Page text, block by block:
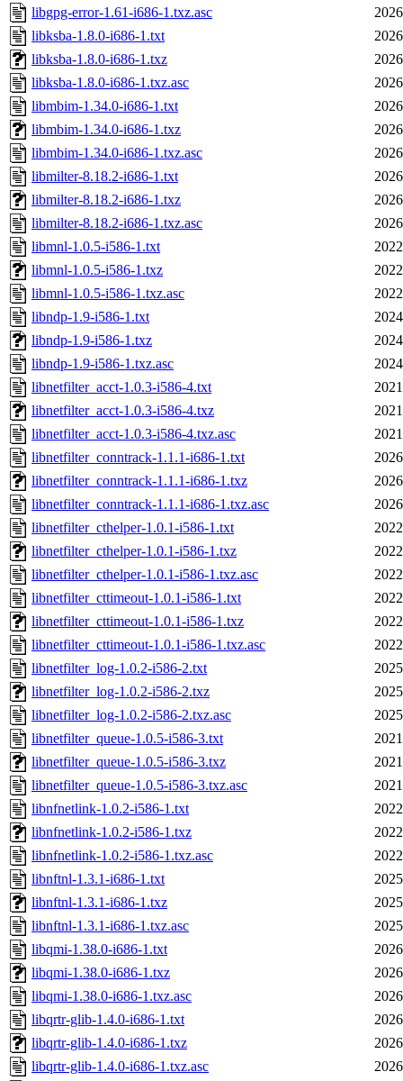
libgpg-error-1.61-i686-1.txz.asc
libksba-1.8.0-i686-1.txt
libksba-1.8.0-i686-1.txz
libksba-1.8.0-i686-1.txz.asc
libmbim-1.34.0-i686-1.txt
libmbim-1.34.0-i686-1.txz
libmbim-1.34.0-i686-1.txz.asc
libmilter-8.18.2-i686-1.txt
libmilter-8.18.2-i686-1.txz
libmilter-8.18.2-i686-1.txz.asc
libmnl-1.0.5-i586-1.txt
libmnl-1.0.5-i586-1.txz
libmnl-1.0.5-i586-1.txz.asc
libndp-1.9-i586-1.txt
libndp-1.9-i586-1.txz
libndp-1.9-i586-1.txz.asc
libnetfilter_acct-1.0.3-i586-4.txt
libnetfilter_acct-1.0.3-i586-4.txz
libnetfilter_acct-1.0.3-i586-4.txz.asc
libnetfilter_conntrack-1.1.1-i686-1.txt
libnetfilter_conntrack-1.1.1-i686-1.txz
libnetfilter_conntrack-1.1.1-i686-1.txz.asc
libnetfilter_cthelper-1.0.1-i586-1.txt
libnetfilter_cthelper-1.0.1-i586-1.txz
libnetfilter_cthelper-1.0.1-i586-1.txz.asc
libnetfilter_cttimeout-1.0.1-i586-1.txt
libnetfilter_cttimeout-1.0.1-i586-1.txz
libnetfilter_cttimeout-1.0.1-i586-1.txz.asc
libnetfilter_log-1.0.2-i586-2.txt
libnetfilter_log-1.0.2-i586-2.txz
libnetfilter_log-1.0.2-i586-2.txz.asc
libnetfilter_queue-1.0.5-i586-3.txt
libnetfilter_queue-1.0.5-i586-3.txz
libnetfilter_queue-1.0.5-i586-3.txz.asc
libnfnetlink-1.0.2-i586-1.txt
libnfnetlink-1.0.2-i586-1.txz
libnfnetlink-1.0.2-i586-1.txz.asc
libnftnl-1.3.1-i686-1.txt
libnftnl-1.3.1-i686-1.txz
libnftnl-1.3.1-i686-1.txz.asc
libqmi-1.38.0-i686-1.txt
libqmi-1.38.0-i686-1.txz
libqmi-1.38.0-i686-1.txz.asc
libqrtr-glib-1.4.0-i686-1.txt
libqrtr-glib-1.4.0-i686-1.txz
libqrtr-glib-1.4.0-i686-1.txz.asc